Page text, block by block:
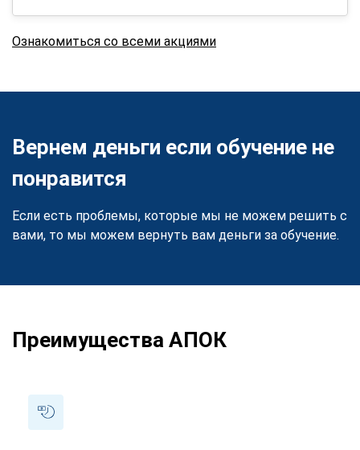
Ознакомиться со всеми акциями
Вернем деньги если обучение не
понравится
Если есть проблемы, которые мы не можем решить с
вами, то мы можем вернуть вам деньги за обучение.
Преимущества АПОК